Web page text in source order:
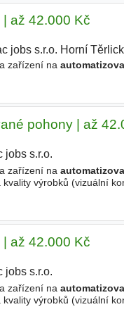
až 42.000 Kč
jobs s.r.o. Horní
a zařízení na
pohony | až
jobs s.r.o.
a zařízení na
výrobků (vizuální
až 42.000 Kč
jobs s.r.o.
a zařízení na
výrobků (vizuální